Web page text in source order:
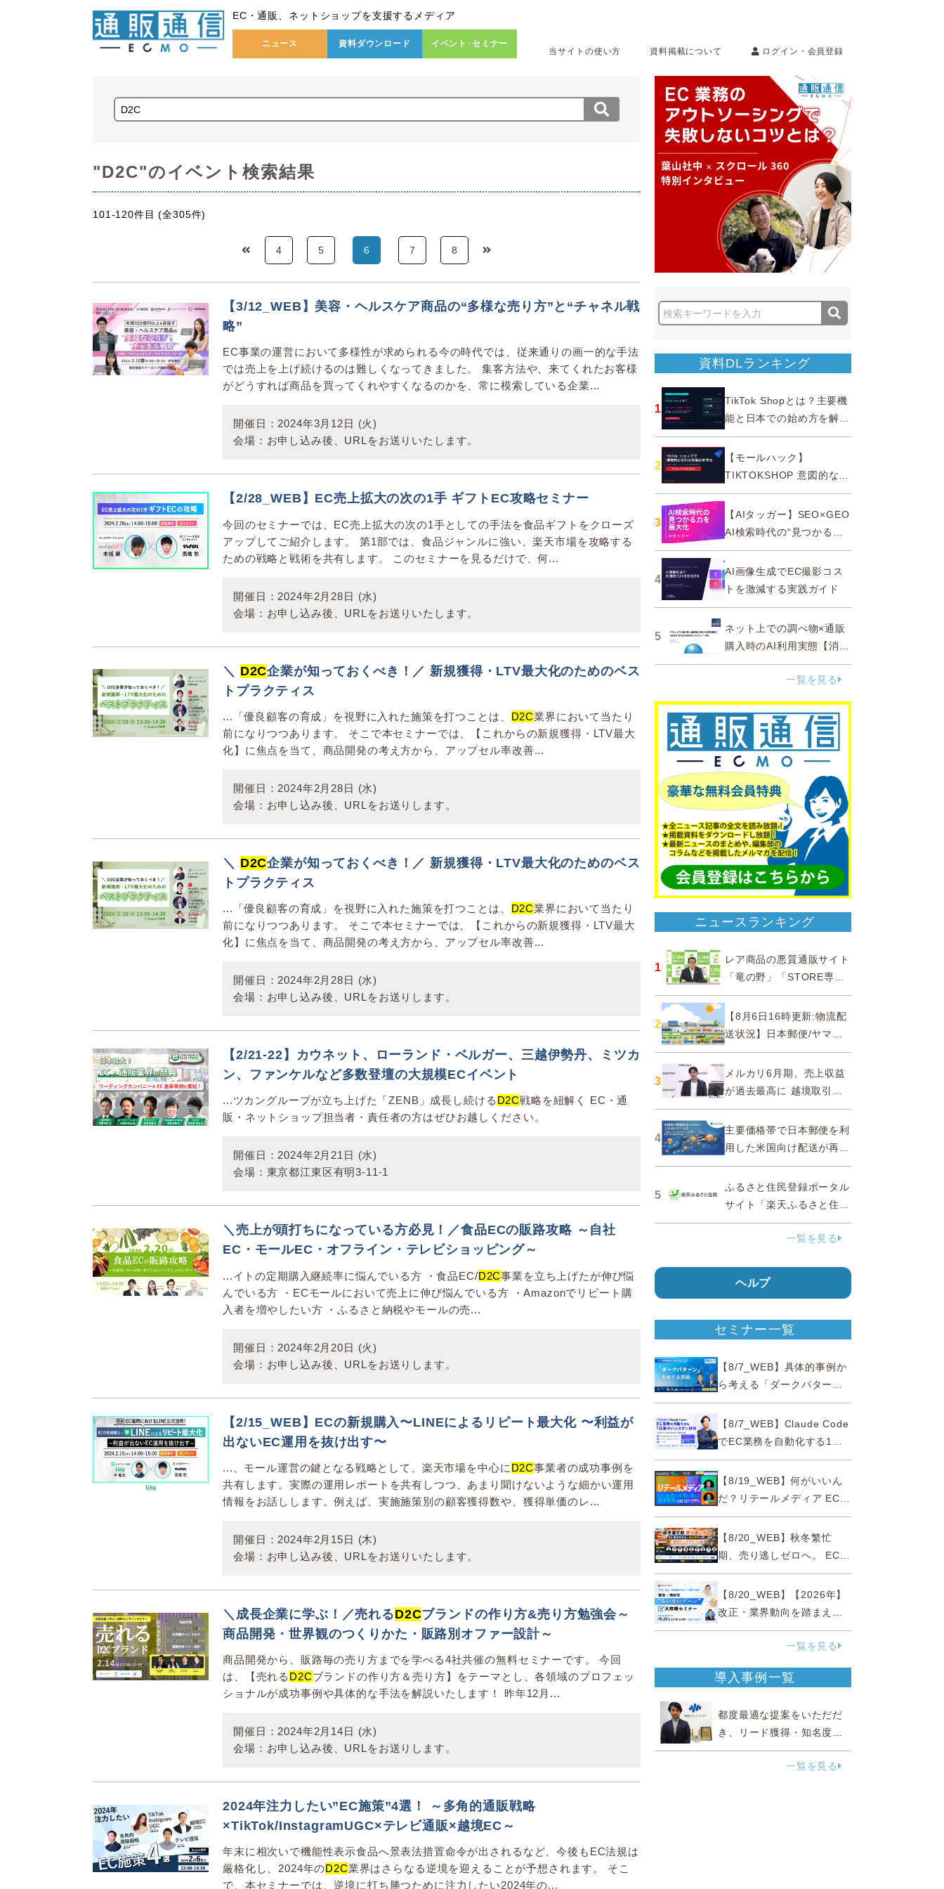
EC・通販、ネットショップを支援するメディア
ニュース 資料ダウンロード イベント･セミナー
当サイトの使い方 資料掲載について ログイン・会員登録
"D2C"のイベント検索結果
101-120件目 (全305件)
4 5 6 7 8
【3/12_WEB】美容・ヘルスケア商品の“多様な売り方”と“チャネル戦
略”
EC事業の運営において多様性が求められる今の時代では、従来通りの画一的な手法
では売上を上げ続けるのは難しくなってきました。 集客方法や、来てくれたお客様
がどうすれば商品を買ってくれやすくなるのかを、常に模索している企業...
開催日：2024年3月12日 (火)
会場：お申し込み後、URLをお送りいたします。
【2/28_WEB】EC売上拡大の次の1手 ギフトEC攻略セミナー
今回のセミナーでは、EC売上拡大の次の1手としての手法を食品ギフトをクローズ
アップしてご紹介します。 第1部では、食品ジャンルに強い、楽天市場を攻略する
ための戦略と戦術を共有します。 このセミナーを見るだけで、何...
開催日：2024年2月28日 (水)
会場：お申し込み後、URLをお送りいたします。
＼ D2C企業が知っておくべき！／ 新規獲得・LTV最大化のためのベス
トプラクティス
...「優良顧客の育成」を視野に入れた施策を打つことは、 D2C業界において当たり
前になりつつあります。 そこで本セミナーでは、【これからの新規獲得・LTV最大
化】に焦点を当て、商品開発の考え方から、アップセル率改善...
開催日：2024年2月28日 (水)
会場：お申し込み後、URLをお送りします。
＼ D2C企業が知っておくべき！／ 新規獲得・LTV最大化のためのベス
トプラクティス
...「優良顧客の育成」を視野に入れた施策を打つことは、 D2C業界において当たり
前になりつつあります。 そこで本セミナーでは、【これからの新規獲得・LTV最大
化】に焦点を当て、商品開発の考え方から、アップセル率改善...
開催日：2024年2月28日 (水)
会場：お申し込み後、URLをお送りします。
【2/21-22】カウネット、ローランド・ベルガー、三越伊勢丹、ミツカ
ン、ファンケルなど多数登壇の大規模ECイベント
...ツカングループが立ち上げた「ZENB」成長し続ける D2C戦略を紐解く EC・通
販・ネットショップ担当者・責任者の方はぜひお越しください。
開催日：2024年2月21日 (水)
会場：東京都江東区有明3-11-1
＼売上が頭打ちになっている方必見！／食品ECの販路攻略 ～自社
EC・モールEC・オフライン・テレビショッピング～
...イトの定期購入継続率に悩んでいる方 ・食品EC/D2C事業を立ち上げたが伸び悩
んでいる方 ・ECモールにおいて売上に伸び悩んでいる方 ・Amazonでリピート購
入者を増やしたい方 ・ふるさと納税やモールの売...
開催日：2024年2月20日 (火)
会場：お申し込み後、URLをお送りします。
【2/15_WEB】ECの新規購入〜LINEによるリピート最大化 〜利益が
出ないEC運用を抜け出す〜
...、モール運営の鍵となる戦略として、楽天市場を中心に D2C事業者の成功事例を
共有します。実際の運用レポートを共有しつつ、あまり聞けないような細かい運用
情報をお話しします。例えば、実施施策別の顧客獲得数や、獲得単価のレ...
開催日：2024年2月15日 (木)
会場：お申し込み後、URLをお送りいたします。
＼成長企業に学ぶ！／売れるD2Cブランドの作り方&売り方勉強会～
商品開発・世界観のつくりかた・販路別オファー設計～
商品開発から、販路毎の売り方までを学べる4社共催の無料セミナーです。 今回
は、【売れる D2Cブランドの作り方＆売り方】をテーマとし、各領域のプロフェッ
ショナルが成功事例や具体的な手法を解説いたします！ 昨年12月...
開催日：2024年2月14日 (水)
会場：お申し込み後、URLをお送りします。
2024年注力したい”EC施策”4選！ ～多角的通販戦略
×TikTok/InstagramUGC×テレビ通販×越境EC～
年末に相次いで機能性表示食品へ景表法措置命令が出されるなど、今後もEC法規は
厳格化し、2024年のD2C業界はさらなる逆境を迎えることが予想されます。 そこ
で、本セミナーでは、逆境に打ち勝つために注力したい2024年の...
資料DLランキング
1
TikTok Shopとは？主要機
能と日本での始め方を解説
｜公式認定パートナー
2
【モールハック】
TIKTOKSHOP 意図的なバ
ズを生む法則
3
【AIタッガー】SEO×GEO
AI検索時代の“見つかる
力”を最大化
4
AI画像生成でEC撮影コス
トを激減する実践ガイド
5
ネット上での調べ物×通販
購入時のAI利用実態【消費
者調査 2025】
一覧を見る
ニュースランキング
1
レア商品の悪質通販サイト
「竜の野」「STORE専門
ショップ」などに注意…消
費者庁
2
【8月6日16時更新:物流配
送状況】日本郵便/ヤマト
運輸/佐川急便/西濃運輸/福
山通運
3
メルカリ6月期、売上収益
が過去最高に 越境取引が
急成長
4
主要価格帯で日本郵便を利
用した米国向け配送が再
開、DDPソリューションと
API連携…ZenGroup
5
ふるさと住民登録ポータル
サイト「楽天ふるさと住
民」を2027年春に開設
一覧を見る
ヘルプ
セミナー一覧
【8/7_WEB】具体的事例か
ら考える「ダークパター
ン」をめぐる問題【薬事法
広告研究所×通販通信
ECMO】
【8/7_WEB】Claude Code
でEC業務を自動化する1日
集中ハンズオン研修【10名
限定・東京三田】
【8/19_WEB】何がいいん
だ？リテールメディア EC・
小売の未来を変える事業戦
略【8/20_WEB】秋冬繁忙
期、売り逃しゼロへ。 EC運
営効率化と機会損失を防ぐ
『直前チェックポイント』
【8/20_WEB】【2026年】
改正・業界動向を踏まえて
事例で理解 健食・機能
性“あいまいゾーン”大攻略セ
一覧を見る
導入事例一覧
都度最適な提案をいただだ
き、リード獲得・知名度向
上に効果実感
一覧を見る